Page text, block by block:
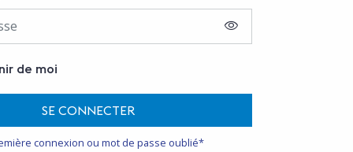
AFFICHER LE MOT
de moi
SE CONNECTER
connexion ou mot de passe oublié*